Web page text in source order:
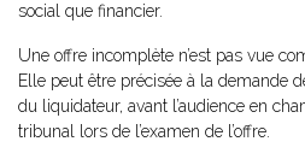
social que financier.
Une offre incomplète n’est pas vue
Elle peut être précisée à la demande
du liquidateur, avant l’audience en
tribunal lors de l’examen de l’offre.